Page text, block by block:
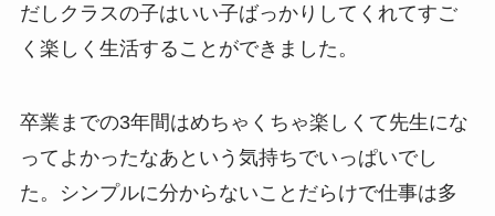
だしクラスの子はいい子ばっかりしてくれてすご
く楽しく生活することができました。
卒業までの3年間はめちゃくちゃ楽しくて先生にな
ってよかったなあという気持ちでいっぱいでし
た。シンプルに分からないことだらけで仕事は多